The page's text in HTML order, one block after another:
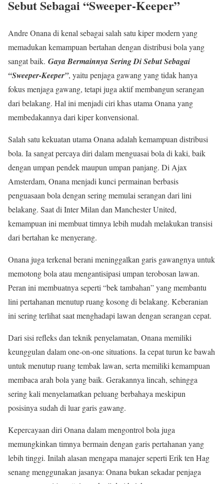
Sebut Sebagai “Sweeper-Keeper”
Andre Onana di kenal sebagai salah satu kiper modern yang
memadukan kemampuan bertahan dengan distribusi bola yang
sangat baik. Gaya Bermainnya Sering Di Sebut Sebagai
“Sweeper-Keeper”, yaitu penjaga gawang yang tidak hanya
fokus menjaga gawang, tetapi juga aktif membangun serangan
dari belakang. Hal ini menjadi ciri khas utama Onana yang
membedakannya dari kiper konvensional.
Salah satu kekuatan utama Onana adalah kemampuan distribusi
bola. Ia sangat percaya diri dalam menguasai bola di kaki, baik
dengan umpan pendek maupun umpan panjang. Di Ajax
Amsterdam, Onana menjadi kunci permainan berbasis
penguasaan bola dengan sering memulai serangan dari lini
belakang. Saat di Inter Milan dan Manchester United,
kemampuan ini membuat timnya lebih mudah melakukan transisi
dari bertahan ke menyerang.
Onana juga terkenal berani meninggalkan garis gawangnya untuk
memotong bola atau mengantisipasi umpan terobosan lawan.
Peran ini membuatnya seperti “bek tambahan” yang membantu
lini pertahanan menutup ruang kosong di belakang. Keberanian
ini sering terlihat saat menghadapi lawan dengan serangan cepat.
Dari sisi refleks dan teknik penyelamatan, Onana memiliki
keunggulan dalam one-on-one situations. Ia cepat turun ke bawah
untuk menutup ruang tembak lawan, serta memiliki kemampuan
membaca arah bola yang baik. Gerakannya lincah, sehingga
sering kali menyelamatkan peluang berbahaya meskipun
posisinya sudah di luar garis gawang.
Kepercayaan diri Onana dalam mengontrol bola juga
memungkinkan timnya bermain dengan garis pertahanan yang
lebih tinggi. Inilah alasan mengapa manajer seperti Erik ten Hag
senang menggunakan jasanya: Onana bukan sekadar penjaga